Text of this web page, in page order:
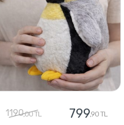
1190,00 TL 799,90 TL